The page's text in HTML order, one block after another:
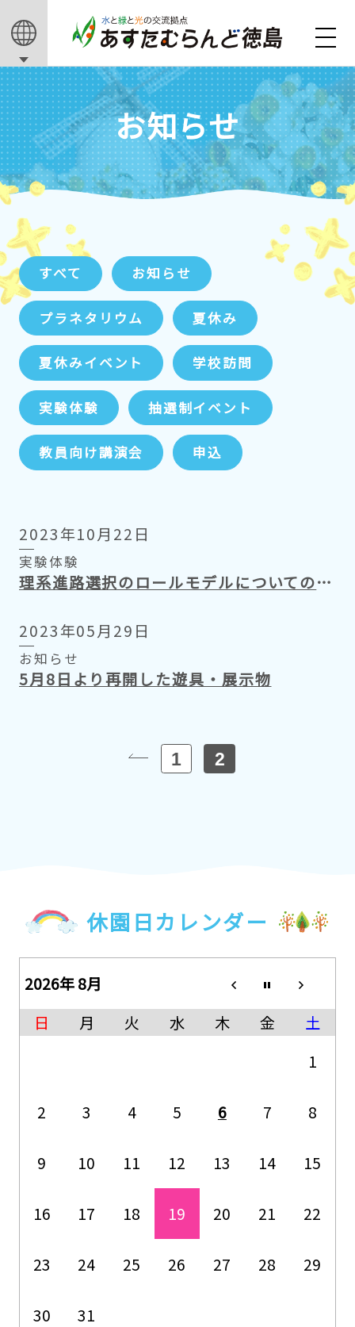
お知らせ
すべて お知らせ
プラネタリウム 夏休み
夏休みイベント 学校訪問
実験体験 抽選制イベント
教員向け講演会 申込
2023年10月22日
実験体験
理系進路選択のロールモデルについてのインタビュー（阿南工業高等専門学校）
2023年05月29日
お知らせ
5月8日より再開した遊具・展示物
1 2
休園日カレンダー
2026年 8月
日
月 火 水 木 金
土
1
2 3 4 5 6 7 8
9 10 11 12 13 14 15
16 17 18 19 20 21 22
23 24 25 26 27 28 29
30 31